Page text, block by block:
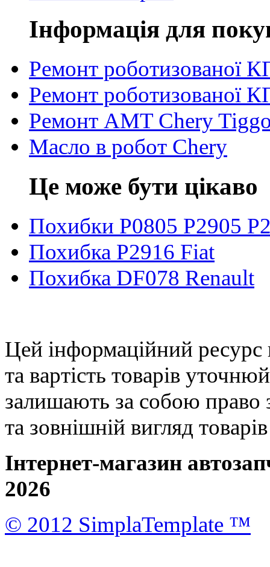
Інформація для
Ремонт роботизованої
Ремонт роботизованої
Ремонт AMT Chery
Масло в робот Chery
Це може бути цікаво
Похибки P0805 P2905
Похибка P2916 Fiat
Похибка DF078 Renault
Цей інформаційний
та вартість товарів
залишають за собою право
та зовнішній вигляд
Інтернет-магазин
2026
© 2012 SimplaTemplate ™